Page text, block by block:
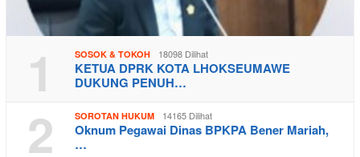
1 SOSOK & TOKOH 18098 Dilihat
KETUA DPRK KOTA LHOKSEUMAWE
DUKUNG PENUH…
2 SOROTAN HUKUM 14165 Dilihat
Oknum Pegawai Dinas BPKPA Bener Mariah,
…